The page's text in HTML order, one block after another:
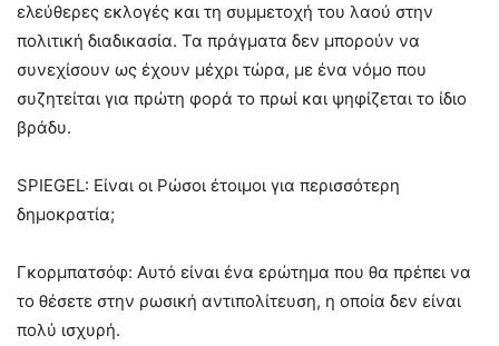
ελεύθερες εκλογές και τη συμμετοχή του λαού στην
πολιτική διαδικασία. Τα πράγματα δεν μπορούν να
συνεχίσουν ως έχουν μέχρι τώρα, με ένα νόμο που
συζητείται για πρώτη φορά το πρωί και ψηφίζεται το ίδιο
βράδυ.
SPIEGEL: Είναι οι Ρώσοι έτοιμοι για περισσότερη
δημοκρατία;
Γκορμπατσόφ: Αυτό είναι ένα ερώτημα που θα πρέπει να
το θέσετε στην ρωσική αντιπολίτευση, η οποία δεν είναι
πολύ ισχυρή.